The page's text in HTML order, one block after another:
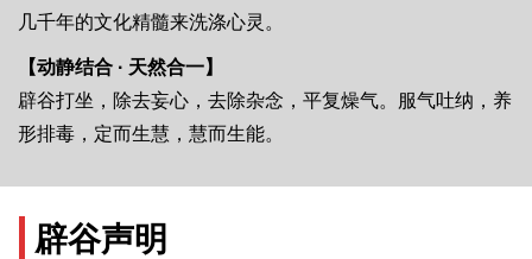
几千年的文化精髓来洗涤心灵。
【动静结合 · 天然合一】
辟谷打坐，除去妄心，去除杂念，平复燥气。服气吐纳，养
形排毒，定而生慧，慧而生能。
辟谷声明